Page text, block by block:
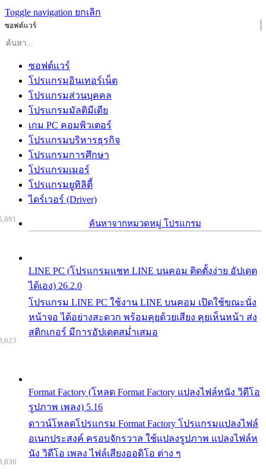
Toggle navigation ยกเลิก
ซอฟต์แวร์
ซอฟต์แวร์
โปรแกรมอินเทอร์เน็ต
โปรแกรมส่วนบุคคล
โปรแกรมมัลติมีเดีย
เกม PC คอมพิวเตอร์
โปรแกรมบริหารธุรกิจ
โปรแกรมการศึกษา
โปรแกรมเมอร์
โปรแกรมยูทิลิตี้
ไดร์เวอร์ (Driver)
ค้นหาจากหมวดหมู่ โปรแกรม
LINE PC (โปรแกรมแชท LINE บนคอม ติดตั้งง่าย อัปเดต
ได้เอง) 26.2.0
โปรแกรม LINE PC ใช้งาน LINE บนคอม เปิดใช้ขณะนั่ง
หน้าจอ ได้อย่างสะดวก พร้อมคุยด้วยเสียง คุยเห็นหน้า ส่ง
สติกเกอร์ มีการอัปเดตสม่ำเสมอ
Format Factory (โหลด Format Factory แปลงไฟล์หนัง วิดีโอ
รูปภาพ เพลง) 5.16
ดาวน์โหลดโปรแกรม Format Factory โปรแกรมแปลงไฟล์
อเนกประสงค์ ครอบจักรวาล ใช้แปลงรูปภาพ แปลงไฟล์ห
นัง วิดีโอ เพลง ไฟล์เสียงออดิโอ ต่าง ๆ